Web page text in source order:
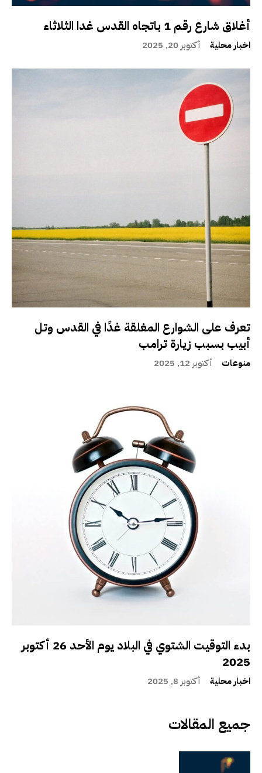
أغلاق شارع رقم 1 باتجاه القدس غدا الثلاثاء
اخبار محلية أكتوبر 20, 2025
تعرف على الشوارع المغلقة غدًا في القدس وتل
أبيب بسبب زيارة ترامب
منوعات أكتوبر 12, 2025
بدء التوقيت الشتوي في البلاد يوم الأحد 26 أكتوبر
2025
اخبار محلية أكتوبر 8, 2025
جميع المقالات